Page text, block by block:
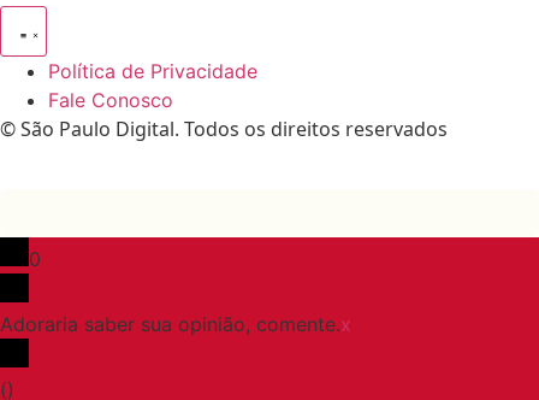
Política de Privacidade
Fale Conosco
© São Paulo Digital. Todos os direitos reservados
0
Adoraria saber sua opinião, comente.x
()